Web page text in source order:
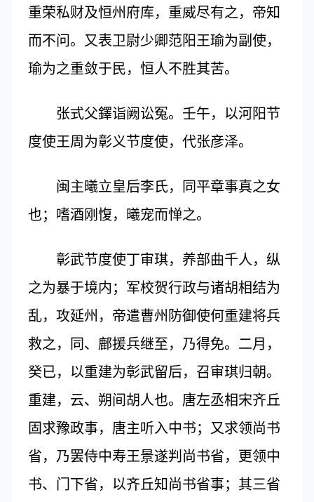
重荣私财及恒州府库，重威尽有之，帝知
而不问。又表卫尉少卿范阳王瑜为副使，
瑜为之重敛于民，恒人不胜其苦。
张式父鐸诣阙讼冤。壬午，以河阳节
度使王周为彰义节度使，代张彦泽。
闽主曦立皇后李氏，同平章事真之女
也；嗜酒刚愎，曦宠而惮之。
彰武节度使丁审琪，养部曲千人，纵
之为暴于境内；军校贺行政与诸胡相结为
乱，攻延州，帝遣曹州防御使何重建将兵
救之，同、鄜援兵继至，乃得免。二月，
癸已，以重建为彰武留后，召审琪归朝。
重建，云、朔间胡人也。唐左丞相宋齐丘
固求豫政事，唐主听入中书；又求领尚书
省，乃罢侍中寿王景遂判尚书省，更领中
书、门下省，以齐丘知尚书省事；其三省